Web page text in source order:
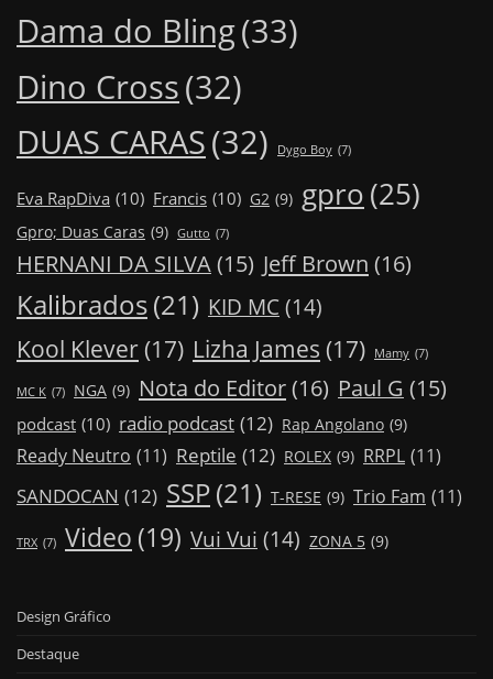
Dama do Bling(33)
Dino Cross(32)
DUAS CARAS(32) Dygo Boy (7)
Eva RapDiva (10) Francis (10) G2 (9) gpro(25)
Gpro; Duas Caras (9) Gutto (7)
HERNANI DA SILVA(15) Jeff Brown (16)
Kalibrados(21) KID MC (14)
Kool Klever (17) Lizha James (17) Mamy (7)
MC K (7) NGA (9) Nota do Editor(16) Paul G (15)
podcast (10) radio podcast (12) Rap Angolano (9)
Ready Neutro (11) Reptile (12) ROLEX (9) RRPL (11)
SANDOCAN (12) SSP(21) T-RESE (9) Trio Fam (11)
TRX (7) Video (19) Vui Vui (14) ZONA 5 (9)
Design Gráfico
Destaque